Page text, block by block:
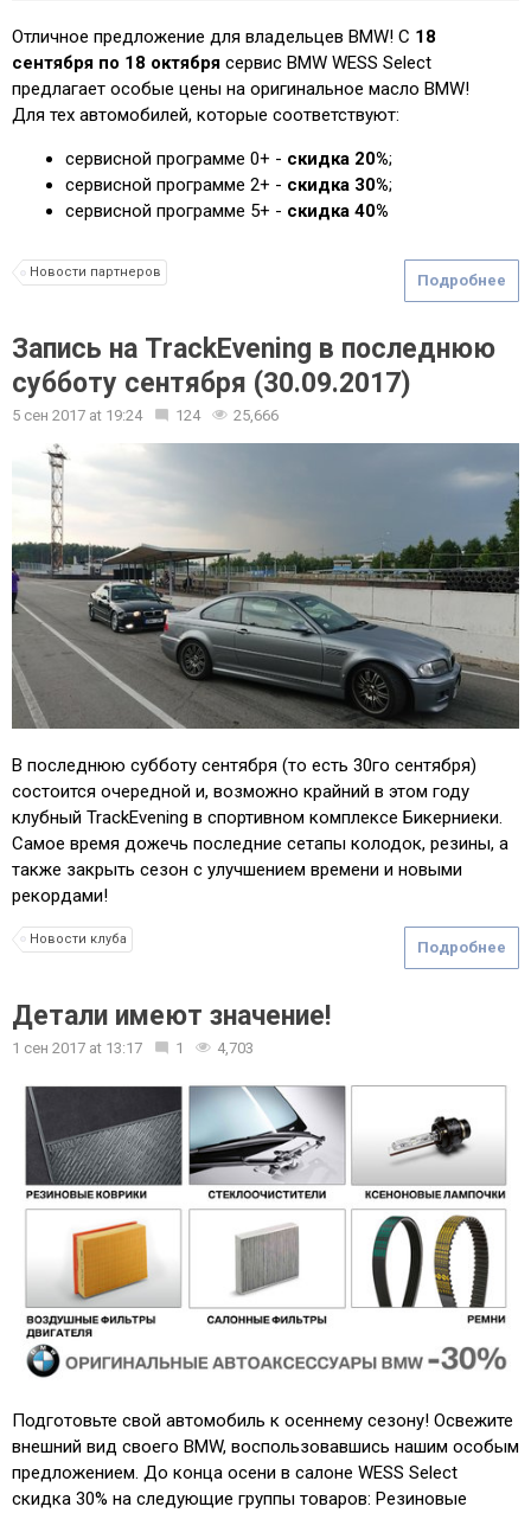
Отличное предложение для владельцев BMW! С 18
сентября по 18 октября сервис BMW WESS Select
предлагает особые цены на оригинальное масло BMW!
Для тех автомобилей, которые соответствуют:
сервисной программе 0+ - скидка 20%;
сервисной программе 2+ - скидка 30%;
сервисной программе 5+ - скидка 40%
Подробнее
Новости партнеров
Запись на ТrackEvening в последнюю
субботу сентября (30.09.2017)
5 сен 2017 at 19:24 124 25,666
В последнюю субботу сентября (то есть 30го сентября)
состоится очередной и, возможно крайний в этом году
клубный TrackEvening в спортивном комплексе Бикерниеки.
Самое время дожечь последние сетапы колодок, резины, а
также закрыть сезон с улучшением времени и новыми
рекордами!
Подробнее
Новости клуба
Детали имеют значение!
1 сен 2017 at 13:17 1 4,703
Подготовьте свой автомобиль к осеннему сезону! Освежите
внешний вид своего BMW, воспользовавшись нашим особым
предложением. До конца осени в салоне WESS Select
скидка 30% на следующие группы товаров: Резиновые